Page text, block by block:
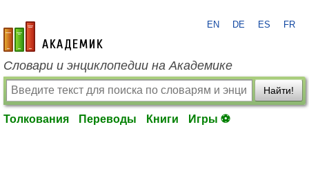
academic.ru
EN DE ES FR
Словари и энциклопедии на Академике
Найти!
Толкования Переводы Книги Игры ⚽